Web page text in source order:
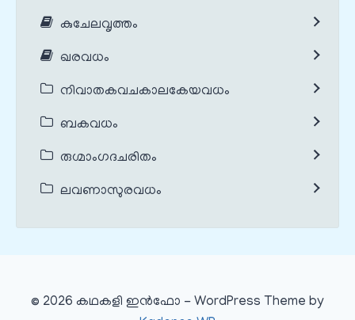
കുചേലവൃത്തം
ഖരവധം
നിവാതകവചകാലകേയവധം
ബകവധം
രുഗ്മാംഗദചരിതം
ലവണാസുരവധം
© 2026 കഥകളി ഇൻഫോ - WordPress Theme by